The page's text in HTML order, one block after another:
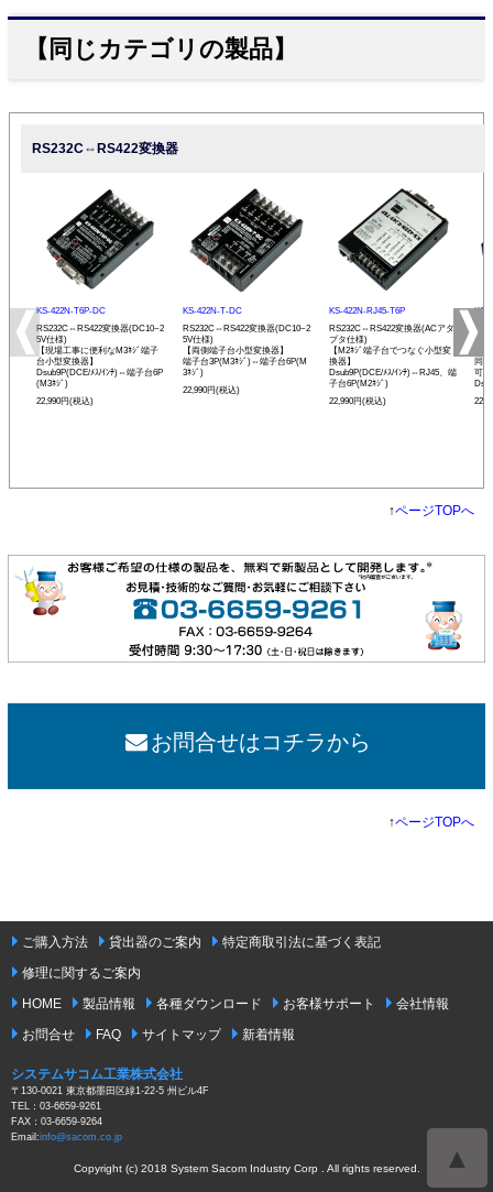
【同じカテゴリの製品】
RS232C⇔RS422変換器
KS-422N-T6P-DC
RS232C⇔RS422変換器(DC10~2
5V仕様)
【現場工事に便利なM3ﾈｼﾞ端子
台小型変換器】
Dsub9P(DCE/ﾒｽ/ｲﾝﾁ)⇔端子台6P
(M3ﾈｼﾞ)
22,990円(税込)
KS-422N-T-DC
RS232C⇔RS422変換器(DC10~2
5V仕様)
【両側端子台小型変換器】
端子台3P(M3ﾈｼﾞ)⇔端子台6P(M
3ﾈｼﾞ)
22,990円(税込)
KS-422N-RJ45-T6P
RS232C⇔RS422変換器(ACアダ
プタ仕様)
【M2ﾈｼﾞ端子台でつなぐ小型変
換器】
Dsub9P(DCE/ﾒｽ/ｲﾝﾁ)⇔RJ45、端
子台6P(M2ﾈｼﾞ)
22,990円(税込)
KS-
プ
同
可
↑ページTOPへ
お問合せはコチラから
↑ページTOPへ
▲
ご購入方法 貸出器のご案内
特定商取引法に基づく表記
修理に関するご案内
HOME
製品情報 各種ダウンロード お客様サポート
会社情報
お問合せ
FAQ サイトマップ 新着情報
システムサコム工業株式会社
〒130-0021 東京都墨田区緑1-22-5 州ビル4F
TEL：03-6659-9261
FAX：03-6659-9264
Email:info@sacom.co.jp
Copyright (c) 2018 System Sacom Industry Corp . All rights reserved.